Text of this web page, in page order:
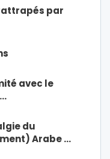
par
avec le
du
Arabe …